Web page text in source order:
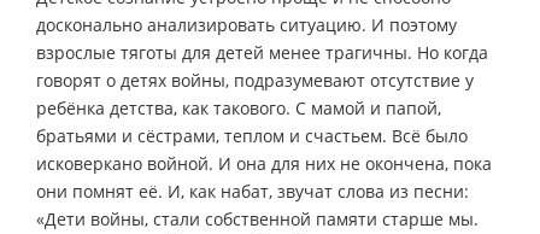
досконально анализировать ситуацию. И поэтому
взрослые тяготы для детей менее трагичны. Но когда
говорят о детях войны, подразумевают отсутствие у
ребёнка детства, как такового. С мамой и папой,
братьями и сёстрами, теплом и счастьем. Всё было
исковеркано войной. И она для них не окончена, пока
они помнят её. И, как набат, звучат слова из песни:
«Дети войны, стали собственной памяти старше мы.